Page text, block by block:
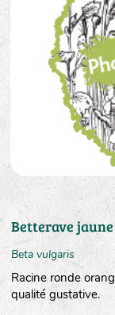
Betterave
Beta vulgaris
Racine ronde
qualité gustative.